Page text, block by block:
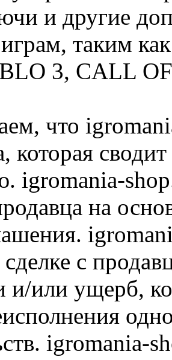
и другие
таким
3, CALL
что
которая
igromania-
на
с
и/или ущерб,
igromania-